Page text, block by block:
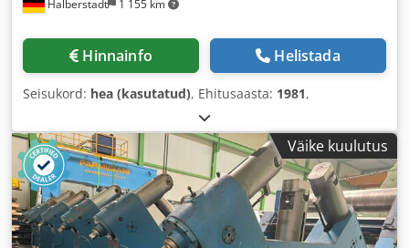
Halberstadt 1 155 km
Hinnainfo Helistada
Seisukord: hea (kasutatud), Ehitusaasta: 1981,
Väike kuulutus